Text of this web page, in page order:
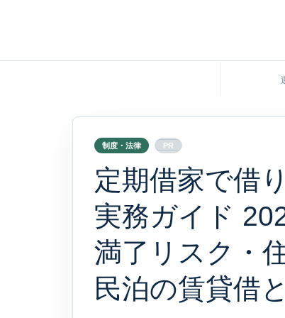
制度・法律 PR
定期借家で借
実務ガイド
満了リスク・
民泊の賃貸借